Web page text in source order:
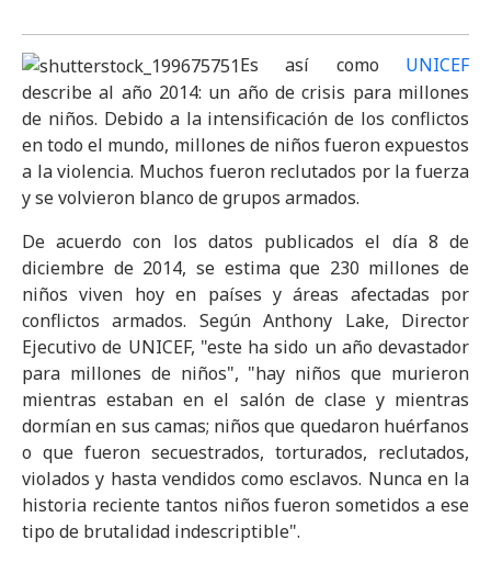
Es así como UNICEF
describe al año 2014: un año de crisis para millones
de niños. Debido a la intensificación de los conflictos
en todo el mundo, millones de niños fueron expuestos
a la violencia. Muchos fueron reclutados por la fuerza
y se volvieron blanco de grupos armados.
De acuerdo con los datos publicados el día 8 de
diciembre de 2014, se estima que 230 millones de
niños viven hoy en países y áreas afectadas por
conflictos armados. Según Anthony Lake, Director
Ejecutivo de UNICEF, "este ha sido un año devastador
para millones de niños", "hay niños que murieron
mientras estaban en el salón de clase y mientras
dormían en sus camas; niños que quedaron huérfanos
o que fueron secuestrados, torturados, reclutados,
violados y hasta vendidos como esclavos. Nunca en la
historia reciente tantos niños fueron sometidos a ese
tipo de brutalidad indescriptible".